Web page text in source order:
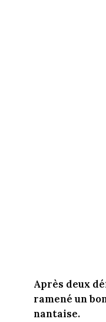
Après deux
ramené un
nantaise.